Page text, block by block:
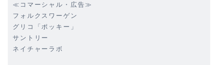
≪コマーシャル・広告≫
フォルクスワーゲン
グリコ「ポッキー」
サントリー
ネイチャーラボ